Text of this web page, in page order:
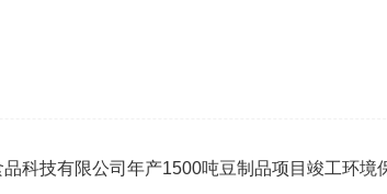
科技有限公司年产1500吨豆制品项目竣工环境